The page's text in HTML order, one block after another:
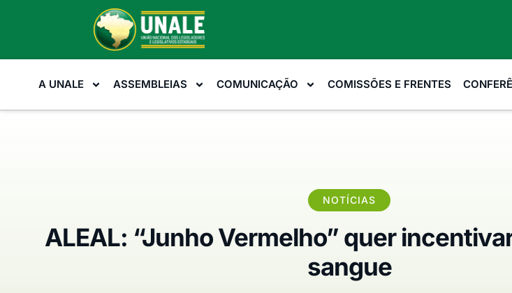
A UNALE ASSEMBLEIAS COMUNICAÇÃO COMISSÕES E FRENTES
NOTÍCIAS
ALEAL: “Junho Vermelho” quer
sangue